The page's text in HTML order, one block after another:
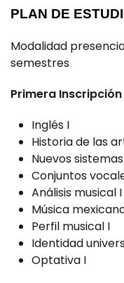
PLAN DE
Modalidad
semestres
Primera Inscripción
Inglés I
Historia de las
Nuevos
Conjuntos
Análisis musical
Música
Perfil musical I
Identidad
Optativa I